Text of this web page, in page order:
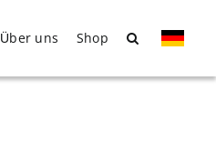
Über uns Shop